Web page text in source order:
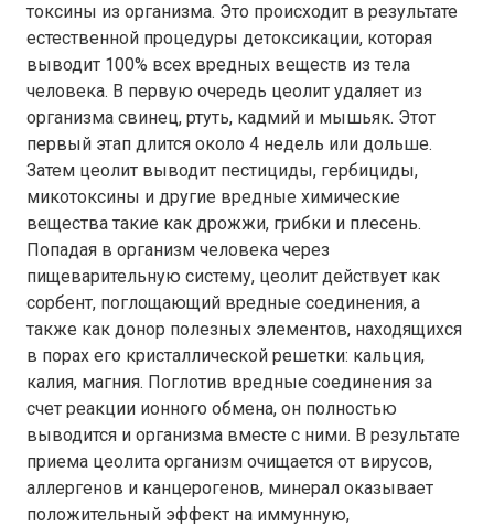
токсины из организма. Это происходит в результате
естественной процедуры детоксикации, которая
выводит 100% всех вредных веществ из тела
человека. В первую очередь цеолит удаляет из
организма свинец, ртуть, кадмий и мышьяк. Этот
первый этап длится около 4 недель или дольше.
Затем цеолит выводит пестициды, гербициды,
микотоксины и другие вредные химические
вещества такие как дрожжи, грибки и плесень.
Попадая в организм человека через
пищеварительную систему, цеолит действует как
сорбент, поглощающий вредные соединения, а
также как донор полезных элементов, находящихся
в порах его кристаллической решетки: кальция,
калия, магния. Поглотив вредные соединения за
счет реакции ионного обмена, он полностью
выводится и организма вместе с ними. В результате
приема цеолита организм очищается от вирусов,
аллергенов и канцерогенов, минерал оказывает
положительный эффект на иммунную,